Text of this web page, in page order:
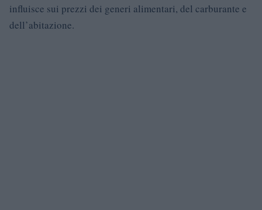
influisce sui prezzi dei generi alimentari, del carburante e
dell’abitazione.